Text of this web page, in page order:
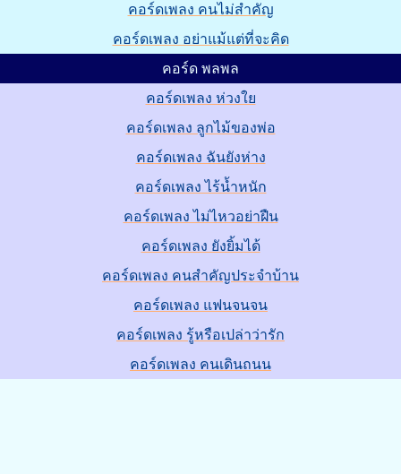
คอร์ดเพลง คนไม่สำคัญ
คอร์ดเพลง อย่าแม้แต่ที่จะคิด
คอร์ด พลพล
คอร์ดเพลง ห่วงใย
คอร์ดเพลง ลูกไม้ของพ่อ
คอร์ดเพลง ฉันยังห่าง
คอร์ดเพลง ไร้น้ำหนัก
คอร์ดเพลง ไม่ไหวอย่าฝืน
คอร์ดเพลง ยังยิ้มได้
คอร์ดเพลง คนสำคัญประจำบ้าน
คอร์ดเพลง แฟนจนจน
คอร์ดเพลง รู้หรือเปล่าว่ารัก
คอร์ดเพลง คนเดินถนน